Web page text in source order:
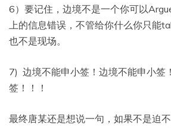
6）要记住，边境不是一个你可以
上的信息错误，不管给你什么你只能
也不是现场。
7) 边境不能申小签！边境不能申小签
签！！！
最终唐某还是想说一句，如果不是迫